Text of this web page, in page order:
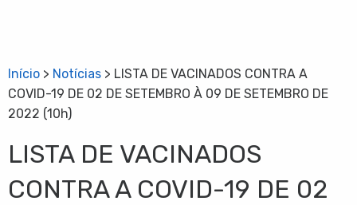
Início > Notícias > LISTA DE VACINADOS CONTRA A
COVID-19 DE 02 DE SETEMBRO À 09 DE SETEMBRO DE
2022 (10h)
LISTA DE VACINADOS
CONTRA A COVID-19 DE 02